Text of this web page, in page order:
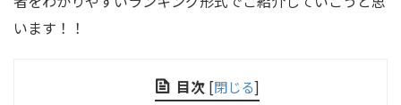
います！！
目次 [閉じる]